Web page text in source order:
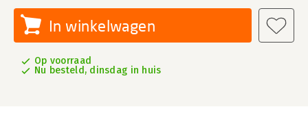
In winkelwagen
Op voorraad
Nu besteld, dinsdag in huis